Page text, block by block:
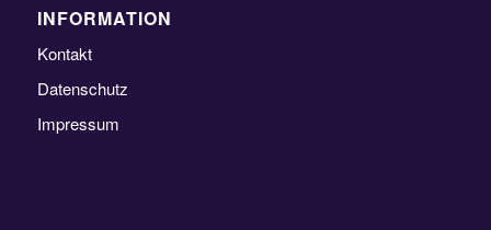
INFORMATION
Kontakt
Datenschutz
Impressum